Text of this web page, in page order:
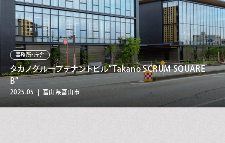
事務所・庁舎
タカノグループテナントビル”Takano SCRUM SQUARE
B”
2025.05 | 富山県富山市